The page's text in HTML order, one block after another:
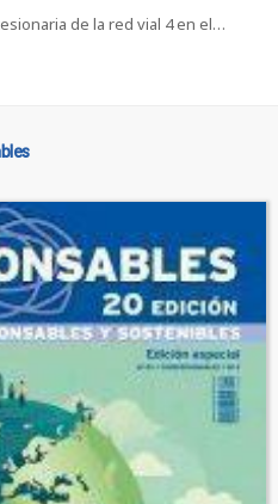
de la red vial 4 en el…